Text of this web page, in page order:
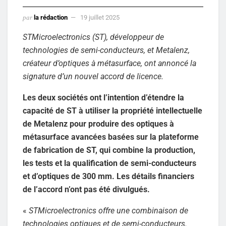
par la rédaction 19 juillet 2025
STMicroelectronics (ST), développeur de
technologies de semi-conducteurs, et Metalenz,
créateur d’optiques à métasurface, ont annoncé la
signature d’un nouvel accord de licence.
Les deux sociétés ont l’intention d’étendre la
capacité de ST à utiliser la propriété intellectuelle
de Metalenz pour produire des optiques à
métasurface avancées basées sur la plateforme
de fabrication de ST, qui combine la production,
les tests et la qualification de semi-conducteurs
et d’optiques de 300 mm. Les détails financiers
de l’accord n’ont pas été divulgués.
« STMicroelectronics offre une combinaison de
technologies optiques et de semi-conducteurs.